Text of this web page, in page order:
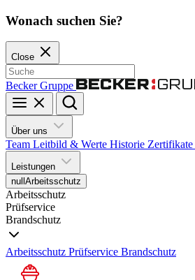
Wonach suchen Sie?
Close
Becker Gruppe
Über uns
Team Leitbild & Werte Historie Zertifikate
Leistungen
null Arbeitsschutz
Arbeitsschutz
Prüfservice
Brandschutz
Arbeitsschutz Prüfservice Brandschutz